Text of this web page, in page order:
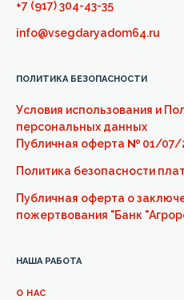
+7 (917) 304-43-35
info@vsegdaryadom64.ru
НАША РАБОТА
О НАС
ПОЛИТИКА БЕЗОПАСНОСТИ
Условия использования и
персональных данных
Публичная оферта № 01/07/
Политика безопасности
Публичная оферта о
пожертвования "Банк